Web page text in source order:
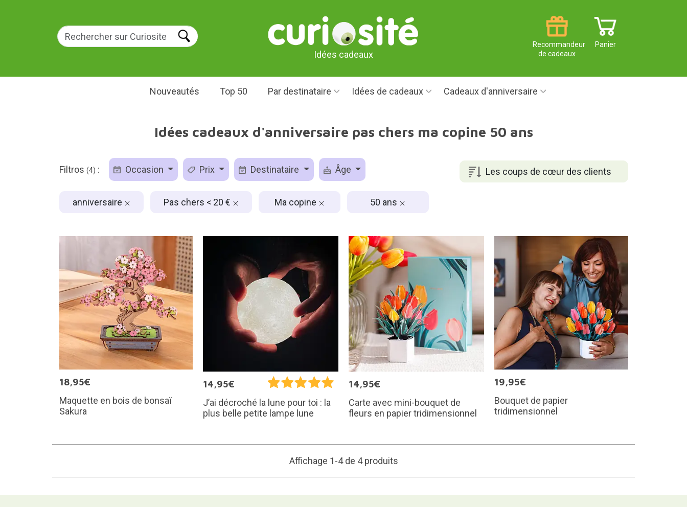
Idées cadeaux
Panier
Recommandeur
de cadeaux
Nouveautés Top 50 Par destinataire Idées de cadeaux Cadeaux d'anniversaire
Idées cadeaux d'anniversaire pas chers ma copine 50 ans
Les coups de cœur des clients
Filtros (4) : Occasion Prix Destinataire Âge
anniversaire Pas chers < 20 € Ma copine 50 ans
18,95€
Maquette en bois de bonsaï
Sakura
14,95€
J’ai décroché la lune pour toi : la
plus belle petite lampe lune
14,95€
Carte avec mini-bouquet de
fleurs en papier tridimensionnel
19,95€
Bouquet de papier
tridimensionnel
Affichage 1-4 de 4 produits